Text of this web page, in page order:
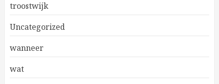
troostwijk
Uncategorized
wanneer
wat